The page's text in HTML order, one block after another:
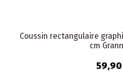
Coussin rectangulaire
cm